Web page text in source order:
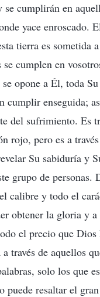
cumplirán en
yace enroscado.
tierra es
cumplen en
opone a Él, toda
cumplir enseguida;
del sufrimiento. Es
rojo, pero es a
Su sabiduría y
grupo de
calibre y todo el
obtener la gloria y
el precio que
través de aquellos
solo los que
puede resaltar el